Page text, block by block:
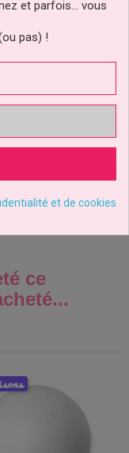
ce
et parfois… vous
pas) !
et de cookies